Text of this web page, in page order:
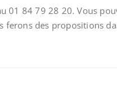
01 84 79 28 20. Vous
ferons des propositions